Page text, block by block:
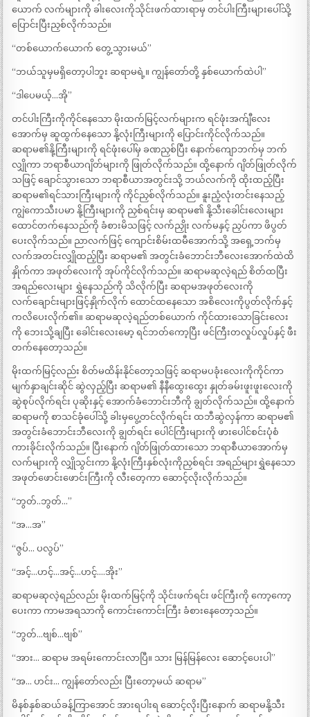
ယောက် လက်များကို ခါးလေးကိုသိုင်းဖက်ထားရာမှ တင်ပါးကြီးများပေါ်သို့
ပြောင်းပြီးညှစ်လိုက်သည်။
“တစ်ယောက်ယောက် တွေ့သွားမယ်”
“ဘယ်သူမှမရှိတော့ပါဘူး ဆရာမရဲ့။ ကျွန်တော်တို့ နှစ်ယောက်ထဲပါ”
“ဒါပေမယ့်…အို”
တင်ပါးကြီးကိုကိုင်နေသော မိုးထက်မြင့်လက်များက ရင်ဖုံးအက်ျီလေး
အောက်မှ ဆူထွက်နေသော နို့လုံးကြီးများကို ပြောင်းကိုင်လိုက်သည်။
ဆရာမ၏နို့ကြီးများကို ရင်ဖုံးပေါ်မှ ခဏညှစ်ပြီး နောက်ကျောဘက်မှ ဘက်
လျှိုကာ ဘရာစီယာဂျိတ်များကို ဖြုတ်လိုက်သည်။ ထို့နောက် ဂျိတ်ဖြုတ်လိုက်
သဖြင့် ချောင်သွားသော ဘရာစီယာအတွင်းသို့ ဘယ်လက်ကို ထိုးထည့်ပြီး
ဆရာမ၏ရင်သားကြီးများကို ကိုင်ညှစ်လိုက်သည်။ နူးညံ့လုံးတင်းနေသည့်
ကျွဲကောသီးပမာ နို့ကြီးများကို ညှစ်ရင်းမှ ဆရာမ၏ နို့သီးခေါင်းလေးများ
ထောင်တက်နေသည်ကို ခံစားမိသဖြင့် လက်ညှိုး လက်မနှင့် ညှပ်ကာ ဖိပွတ်
ပေးလိုက်သည်။ ညာလက်ဖြင့် ကျောင်းစိမ်းထမီအောက်သို့ အရှေ့ဘက်မှ
လက်အတင်းလျှိုထည့်ပြီး ဆရာမ၏ အတွင်းခံဘောင်းဘီလေးအောက်ထဲထိ
နှိုက်ကာ အဖုတ်လေးကို အုပ်ကိုင်လိုက်သည်။ ဆရာမဆုလဲ့ရည် စိတ်ထပြီး
အရည်လေးများ ရွှဲနေသည်ကို သိလိုက်ပြီး ဆရာမအဖုတ်လေးကို
လက်ချောင်းများဖြင့်နှိုက်လိုက် ထောင်ထနေသော အစိလေးကိုပွတ်လိုက်နှင့်
ကလိပေးလိုက်၏။ ဆရာမဆုလဲ့ရည်တစ်ယောက် ကိုင်ထားသောခြင်းလေး
ကို ဘေးသို့ချပြီး ခေါင်းလေးမော့ ရင်ဘတ်ကော့ပြီး ဖင်ကြီးတလှုပ်လှုပ်နှင့် ဖီး
တက်နေတော့သည်။
မိုးထက်မြင့်လည်း စိတ်မထိန်းနိုင်တော့သဖြင့် ဆရာမပခုံးလေးကိုကိုင်ကာ
မျက်နှာချင်းဆိုင် ဆွဲလှည့်ပြီး ဆရာမ၏ နီနီထွေးထွေး နှုတ်ခမ်းဖူးဖူးလေးကို
ဆွဲစုပ်လိုက်ရင်း ပုဆိုးနှင့် အောက်ခံဘောင်းဘီကို ချွတ်လိုက်သည်။ ထို့နောက်
ဆရာမကို စာသင်ခုံပေါ်သို့ ခါးမှပွေ့တင်လိုက်ရင်း ထဘီဆွဲလှန်ကာ ဆရာမ၏
အတွင်းခံဘောင်းဘီလေးကို ချွတ်ရင်း ပေါင်ကြီးများကို ဖားပေါင်စင်းပုံစံ
ကားခိုင်းလိုက်သည်။ ပြီးနောက် ဂျိတ်ဖြုတ်ထားသော ဘရာစီယာအောက်မှ
လက်များကို လျှိုသွင်းကာ နို့လုံးကြီးနှစ်လုံးကိုညှစ်ရင်း အရည်များရွှဲနေသော
အဖုတ်ဖောင်းဖောင်းကြီးကို လီးတေ့ကာ ဆောင့်လိုးလိုက်သည်။
“ဘွတ်..ဘွတ်…”
“အ…အ”
“ဇွပ်… ပလွပ်”
“အင့်…ဟင့်…အင့်…ဟင့်….အိုး”
ဆရာမဆုလဲ့ရည်လည်း မိုးထက်မြင့်ကို သိုင်းဖက်ရင်း ဖင်ကြီးကို ကော့ကော့
ပေးကာ ကာမအရသာကို ကောင်းကောင်းကြီး ခံစားနေတော့သည်။
“ဘွတ်…ဗျစ်…ဗျစ်”
“အား… ဆရာမ အရမ်းကောင်းလာပြီ။ သား မြန်မြန်လေး ဆောင့်ပေးပါ”
“အ… ဟင်း… ကျွန်တော်လည်း ပြီးတော့မယ် ဆရာမ”
မိနစ်နှစ်ဆယ်ခန့်ကြာအောင် အားရပါးရ ဆောင့်လိုးပြီးနောက် ဆရာမနို့သီး